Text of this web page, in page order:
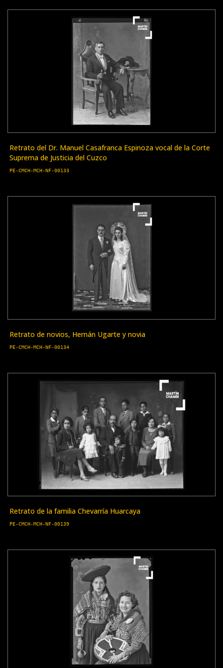
Retrato del Dr. Manuel Casafranca Espinoza vocal de la Corte
Suprema de Justicia del Cuzco
PE-CMCH-MCH-NF-00133
Retrato de novios, Hernán Ugarte y novia
PE-CMCH-MCH-NF-00134
Retrato de la familia Chevarría Huarcaya
PE-CMCH-MCH-NF-00139